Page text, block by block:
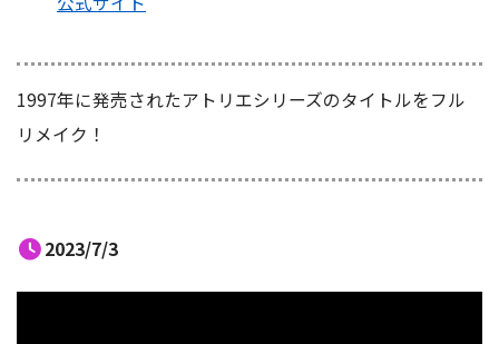
1997年に発売されたアトリエシリーズのタイトルをフル
リメイク！
2023/7/3